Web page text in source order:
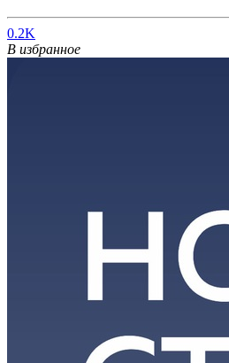
0.2K
В избранное